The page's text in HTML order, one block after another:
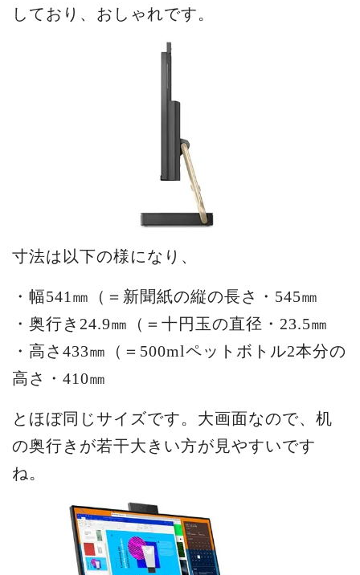
しており、おしゃれです。
寸法は以下の様になり、
・幅541㎜（＝新聞紙の縦の長さ・545㎜
・奥行き24.9㎜（＝十円玉の直径・23.5㎜
・高さ433㎜（＝500mlペットボトル2本分の
高さ・410㎜
とほぼ同じサイズです。大画面なので、机
の奥行きが若干大きい方が見やすいです
ね。